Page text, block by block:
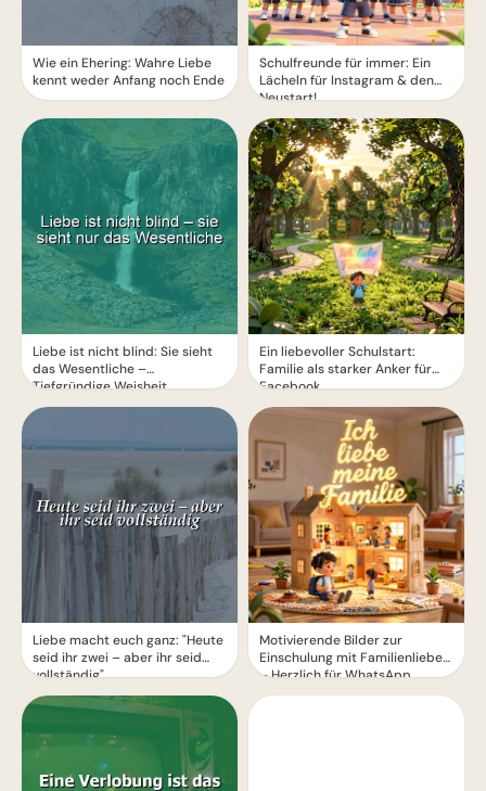
Wie ein Ehering: Wahre Liebe
kennt weder Anfang noch Ende
Liebe ist nicht blind: Sie sieht
das Wesentliche –
Tiefgründige Weisheit
Liebe macht euch ganz: "Heute
seid ihr zwei – aber ihr seid
vollständig"
Schulfreunde für immer: Ein
Lächeln für Instagram & den
Neustart!
Ein liebevoller Schulstart:
Familie als starker Anker für
Facebook
Motivierende Bilder zur
Einschulung mit Familienliebe
– Herzlich für WhatsApp